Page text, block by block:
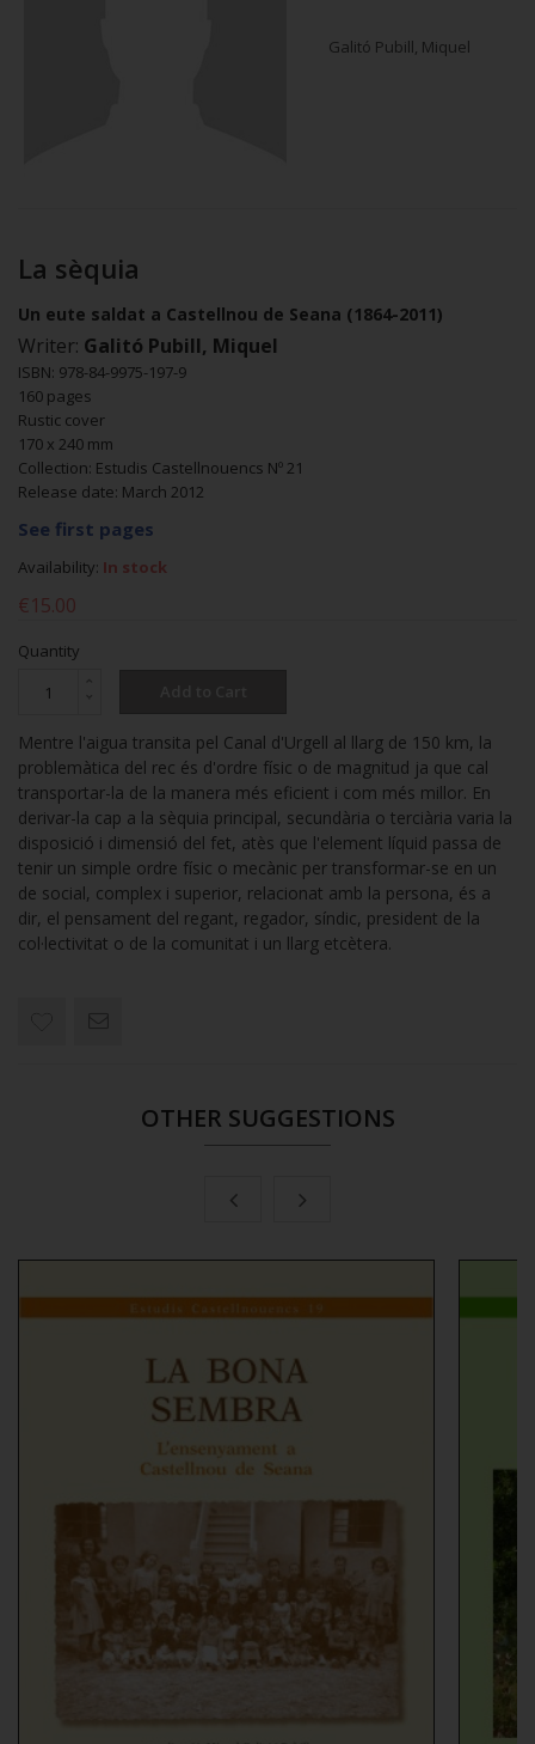
Galitó Pubill, Miquel
La sèquia
Un eute saldat a Castellnou de Seana (1864-2011)
Writer: Galitó Pubill, Miquel
ISBN: 978-84-9975-197-9
160 pages
Rustic cover
170 x 240 mm
Collection: Estudis Castellnouencs Nº 21
Release date: March 2012
See first pages
Availability: In stock
€15.00
Quantity
Mentre l'aigua transita pel Canal d'Urgell al llarg de 150 km, la
problemàtica del rec és d'ordre físic o de magnitud ja que cal
transportar-la de la manera més eficient i com més millor. En
derivar-la cap a la sèquia principal, secundària o terciària varia la
disposició i dimensió del fet, atès que l'element líquid passa de
tenir un simple ordre físic o mecànic per transformar-se en un
de social, complex i superior, relacionat amb la persona, és a
dir, el pensament del regant, regador, síndic, president de la
col·lectivitat o de la comunitat i un llarg etcètera.
OTHER SUGGESTIONS